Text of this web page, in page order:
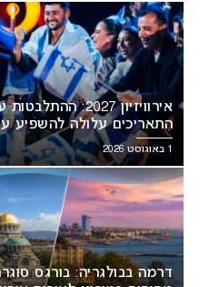
אירוויזיון 2027:
התאריכים עלולה להשפיע
1 באוגוסט 2026
דרמה בבולגריה: בורגס